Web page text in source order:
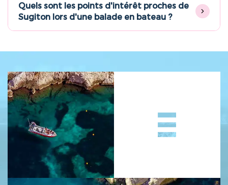
Quels sont les points d'intérêt proches de
Sugiton lors d'une balade en bateau ?